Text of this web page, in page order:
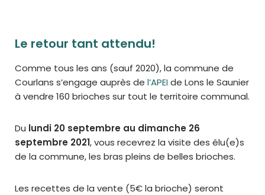
Le retour tant attendu!
Comme tous les ans (sauf 2020), la commune de
Courlans s’engage auprès de l’APEIde Lons le Saunier
à vendre 160 brioches sur tout le territoire communal.
Du lundi 20 septembre au dimanche 26
septembre 2021, vous recevrez la visite des élu(e)s
de la commune, les bras pleins de belles brioches.
Les recettes de la vente (5€ la brioche) seront